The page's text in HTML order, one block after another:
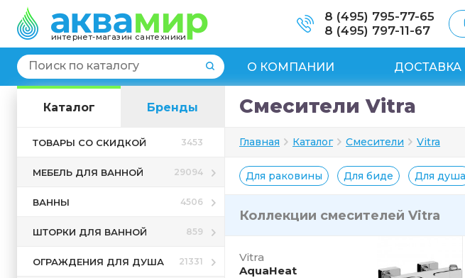
интернет-магазин сантехники
8 (495) 795-77-65
8 (495) 797-11-67
О КОМПАНИИ ДОСТАВКА
Каталог Бренды
ТОВАРЫ СО СКИДКОЙ 3453
МЕБЕЛЬ ДЛЯ ВАННОЙ 29094
ВАННЫ 4506
ШТОРКИ ДЛЯ ВАННОЙ 859
ОГРАЖДЕНИЯ ДЛЯ ДУША 21331
Смесители Vitra
Главная Каталог Смесители Vitra
Для раковины Для биде Для душа
Коллекции смесителей Vitra
Vitra
AquaHeat